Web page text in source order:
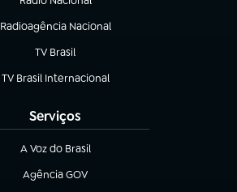
(abre em nova aba)
Radioagência Nacional
(abre em nova aba)
TV Brasil
(abre em nova aba)
TV Brasil Internacional
(abre em nova aba)
Serviços
A Voz do Brasil
(abre em nova aba)
Agência GOV
(abre em nova aba)